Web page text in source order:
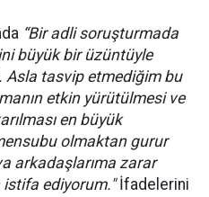
“Bir adli soruşturmada
büyük bir üzüntüyle
Asla tasvip etmediğim bu
etkin yürütülmesi ve
en büyük
olmaktan gurur
arkadaşlarıma zarar
ediyorum."İfadelerini